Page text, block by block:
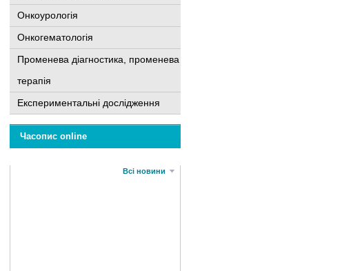
Онкоурологія
Онкогематологія
Променева діагностика, променева
терапія
Експериментальні дослідження
Часопис online
Всі новини